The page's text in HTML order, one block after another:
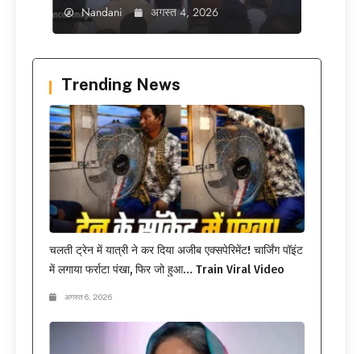
Nandani अगस्त 4, 2026
Trending News
चलती ट्रेन में यात्री ने कर दिया अजीब एक्सपेरिमेंट! चार्जिंग पॉइंट
में लगाया फर्राटा पंखा, फिर जो हुआ… Train Viral Video
अगस्त 6, 2026